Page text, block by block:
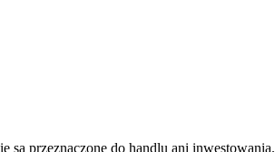
są przeznaczone do handlu ani inwestowania.